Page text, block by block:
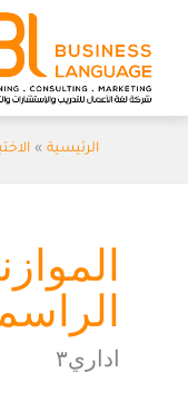
المحتوى
الرئيسية
اداري٣